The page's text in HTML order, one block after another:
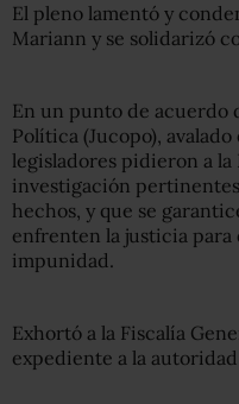
El pleno lamentó y
Mariann y se solidarizó
En un punto de acuerdo
Política (Jucopo),
legisladores pidieron a la
investigación
hechos, y que se
enfrenten la justicia para
impunidad.
Exhortó a la Fiscalía
expediente a la